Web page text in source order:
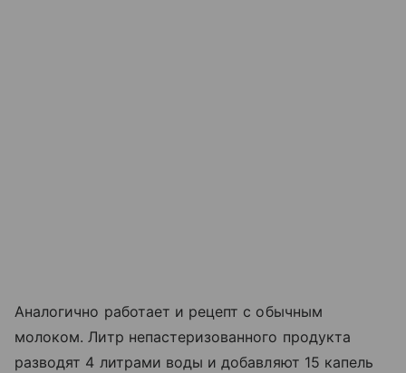
Аналогично работает и рецепт с обычным
молоком. Литр непастеризованного продукта
разводят 4 литрами воды и добавляют 15 капель